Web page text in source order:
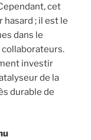
cet
hasard ; il est le
dans le
investir
de la
durable de